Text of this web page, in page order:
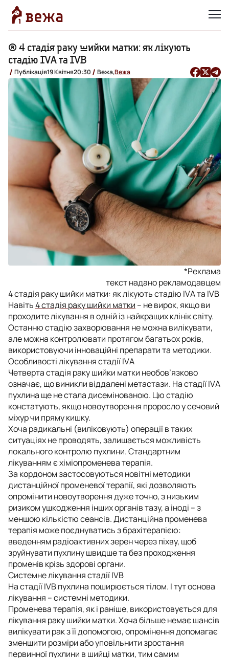
® 4 стадія раку шийки матки: як лікують
стадію IVА та IVB
Публікація19 Квітня20:30 Вежа,Вежа
*Реклама
текст надано рекламодавцем
4 стадія раку шийки матки: як лікують стадію IVА та IVB
Навіть4 стадія раку шийки матки – не вирок, якщо ви
проходите лікування в одній із найкращих клінік світу.
Останню стадію захворювання не можна вилікувати,
але можна контролювати протягом багатьох років,
використовуючи інноваційні препарати та методики.
Особливості лікування стадії IVА
Четверта стадія раку шийки матки необов’язково
означає, що виникли віддалені метастази. На стадії IVА
пухлина ще не стала дисемінованою. Цю стадію
констатують, якщо новоутворення проросло у сечовий
міхур чи пряму кишку.
Хоча радикальні (виліковують) операції в таких
ситуаціях не проводять, залишається можливість
локального контролю пухлини. Стандартним
лікуванням є хіміопроменева терапія.
За кордоном застосовуються новітні методики
дистанційної променевої терапії, які дозволяють
опромінити новоутворення дуже точно, з низьким
ризиком ушкодження інших органів тазу, а іноді – з
меншою кількістю сеансів. Дистанційна променева
терапія може поєднуватись з брахітерапією:
введенням радіоактивних зерен через піхву, щоб
зруйнувати пухлину швидше та без проходження
променів крізь здорові органи.
Системне лікування стадії IVB
На стадії IVB пухлина поширюється тілом. І тут основа
лікування – системні методики.
Променева терапія, як і раніше, використовується для
лікування раку шийки матки. Хоча більше немає шансів
вилікувати рак з її допомогою, опромінення допомагає
зменшити розміри або уповільнити зростання
первинної пухлини в шийці матки, тим самим